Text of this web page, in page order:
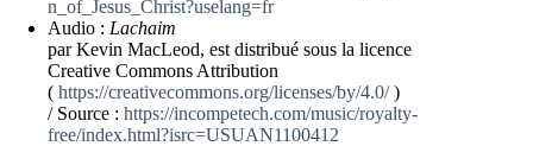
n_of_Jesus_Christ?uselang=fr
Audio : Lachaim
par Kevin MacLeod, est distribué sous la licence
Creative Commons Attribution
( https://creativecommons.org/licenses/by/4.0/)
/ Source : https://incompetech.com/music/royalty-
free/index.html?isrc=USUAN1100412